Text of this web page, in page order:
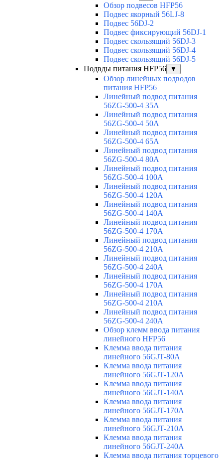
Обзор подвесов HFP56
Подвес якорный 56LJ-8
Подвес 56DJ-2
Подвес фиксирующий 56DJ-1
Подвес скользящий 56DJ-3
Подвес скользящий 56DJ-4
Подвес скользящий 56DJ-5
Подвды питания HFP56
▼
Обзор линейных подводов
питания HFP56
Линейный подвод питания
56ZG-500-4 35A
Линейный подвод питания
56ZG-500-4 50A
Линейный подвод питания
56ZG-500-4 65A
Линейный подвод питания
56ZG-500-4 80A
Линейный подвод питания
56ZG-500-4 100A
Линейный подвод питания
56ZG-500-4 120A
Линейный подвод питания
56ZG-500-4 140A
Линейный подвод питания
56ZG-500-4 170A
Линейный подвод питания
56ZG-500-4 210A
Линейный подвод питания
56ZG-500-4 240A
Линейный подвод питания
56ZG-500-4 170A
Линейный подвод питания
56ZG-500-4 210A
Линейный подвод питания
56ZG-500-4 240A
Обзор клемм ввода питания
линейного HFP56
Клемма ввода питания
линейного 56GJT-80A
Клемма ввода питания
линейного 56GJT-120A
Клемма ввода питания
линейного 56GJT-140A
Клемма ввода питания
линейного 56GJT-170A
Клемма ввода питания
линейного 56GJT-210A
Клемма ввода питания
линейного 56GJT-240A
Клемма ввода питания торцевого